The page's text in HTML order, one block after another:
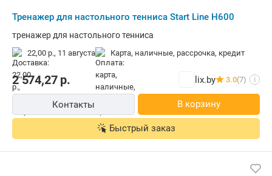
Тренажер для настольного тенниса Start Line H600
тренажер для настольного тенниса
22,00 р., 11 августа карта, наличные, рассрочка, кредит
2 574,27р. lix.by 3.0(7) i
Контакты В корзину
Быстрый заказ